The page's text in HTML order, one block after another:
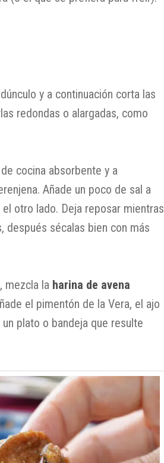
y a continuación corta las
redondas o alargadas, como
cocina absorbente y a
Añade un poco de sal a
otro lado. Deja reposar mientras
después sécalas bien con más
mezcla la harina de avena
el pimentón de la Vera, el ajo
plato o bandeja que resulte